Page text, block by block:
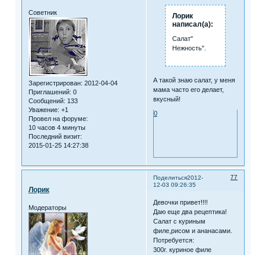
Советник
Зарегистрирован: 2012-04-04
Приглашений: 0
Сообщений: 133
Уважение: +1
Провел на форуме:
10 часов 4 минуты
Последний визит:
2015-01-25 14:27:38
Лорик
написал(а):
Салат"
Нежность".
А такой знаю салат, у меня
мама часто его делает,
вкусный!
0
Поделиться 77
2012-
12-03 09:26:35
Лорик
Модераторы
Девочки привет!!!!
Даю еще два рецептика!
Салат с куриным
филе,рисом и ананасами.
Потребуется:
300г. куриное филе